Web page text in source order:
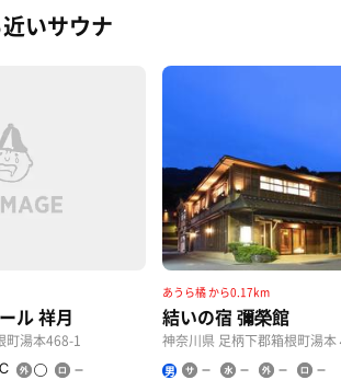
いサウナ
ル 祥月
町湯本468-1
あうら橘 から0.17km
結いの宿 彌榮館
神奈川県 足柄下郡箱根町湯本
男